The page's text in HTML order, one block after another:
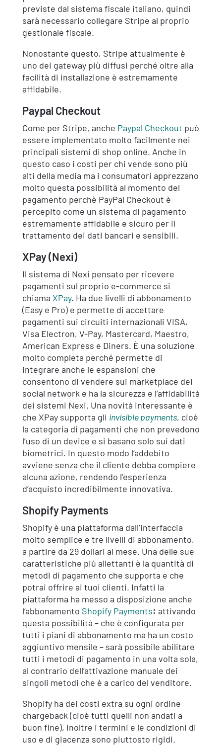
previste dal sistema fiscale italiano, quindi
sarà necessario collegare Stripe al proprio
gestionale fiscale.
Nonostante questo, Stripe attualmente è
uno dei gateway più diffusi perché oltre alla
facilità di installazione è estremamente
affidabile.
Paypal Checkout
Come per Stripe, anche Paypal Checkout può
essere implementato molto facilmente nei
principali sistemi di shop online. Anche in
questo caso i costi per chi vende sono più
alti della media ma i consumatori apprezzano
molto questa possibilità al momento del
pagamento perchè PayPal Checkout è
percepito come un sistema di pagamento
estremamente affidabile e sicuro per il
trattamento dei dati bancari e sensibili.
XPay (Nexi)
Il sistema di Nexi pensato per ricevere
pagamenti sul proprio e-commerce si
chiama XPay. Ha due livelli di abbonamento
(Easy e Pro) e permette di accettare
pagamenti sui circuiti internazionali VISA,
Visa Electron, V-Pay, Mastercard, Maestro,
American Express e Diners. È una soluzione
molto completa perché permette di
integrare anche le espansioni che
consentono di vendere sui marketplace dei
social network e ha la sicurezza e l’affidabilità
dei sistemi Nexi. Una novità interessante è
che XPay supporta gli invisible payments, cioè
la categoria di pagamenti che non prevedono
l’uso di un device e si basano solo sui dati
biometrici. In questo modo l’addebito
avviene senza che il cliente debba compiere
alcuna azione, rendendo l’esperienza
d’acquisto incredibilmente innovativa.
Shopify Payments
Shopify è una piattaforma dall’interfaccia
molto semplice e tre livelli di abbonamento,
a partire da 29 dollari al mese. Una delle sue
caratteristiche più allettanti è la quantità di
metodi di pagamento che supporta e che
potrai offrire ai tuoi clienti. Infatti la
piattaforma ha messo a disposizione anche
l’abbonamento Shopify Payments: attivando
questa possibilità – che è configurata per
tutti i piani di abbonamento ma ha un costo
aggiuntivo mensile – sarà possibile abilitare
tutti i metodi di pagamento in una volta sola,
al contrario dell’attivazione manuale dei
singoli metodi che è a carico del venditore.
Shopify ha dei costi extra su ogni ordine
chargeback (cioè tutti quelli non andati a
buon fine), inoltre i termini e le condizioni di
uso e di giacenza sono piuttosto rigidi.